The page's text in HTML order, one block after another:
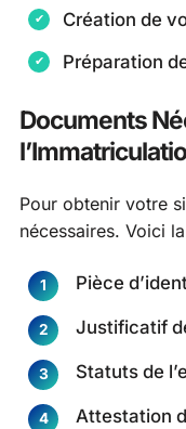
Création de
Préparation
Documents
Pour obtenir votre
nécessaires. Voici
Pièce
Justificatif
Statuts de
Attestation